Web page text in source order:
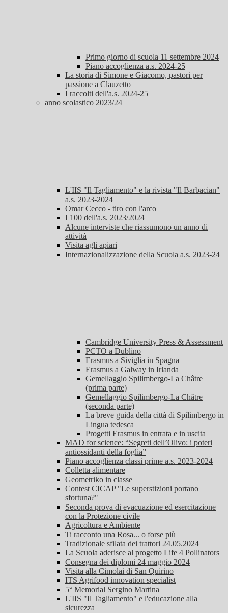
Primo giorno di scuola 11 settembre 2024
Piano accoglienza a.s. 2024-25
La storia di Simone e Giacomo, pastori per
passione a Clauzetto
I raccolti dell'a.s. 2024-25
anno scolastico 2023/24
L'IIS "Il Tagliamento" e la rivista "Il Barbacian"
a.s. 2023-2024
Omar Cecco - tiro con l'arco
I 100 dell'a.s. 2023/2024
Alcune interviste che riassumono un anno di
attività
Visita agli apiari
Internazionalizzazione della Scuola a.s. 2023-24
Cambridge University Press & Assessment
PCTO a Dublino
Erasmus a Siviglia in Spagna
Erasmus a Galway in Irlanda
Gemellaggio Spilimbergo-La Châtre
(prima parte)
Gemellaggio Spilimbergo-La Châtre
(seconda parte)
La breve guida della città di Spilimbergo in
Lingua tedesca
Progetti Erasmus in entrata e in uscita
MAD for science: “Segreti dell’Olivo: i poteri
antiossidanti della foglia”
Piano accoglienza classi prime a.s. 2023-2024
Colletta alimentare
Geometriko in classe
Contest CICAP "Le superstizioni portano
sfortuna?"
Seconda prova di evacuazione ed esercitazione
con la Protezione civile
Agricoltura e Ambiente
Ti racconto una Rosa... o forse più
Tradizionale sfilata dei trattori 24.05.2024
La Scuola aderisce al progetto Life 4 Pollinators
Consegna dei diplomi 24 maggio 2024
Visita alla Cimolai di San Quirino
ITS Agrifood innovation specialist
5° Memorial Sergino Martina
L'IIS "Il Tagliamento" e l'educazione alla
sicurezza